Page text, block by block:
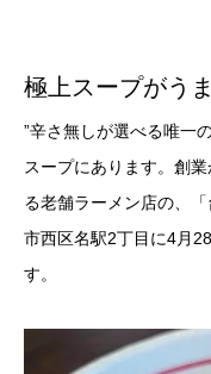
極上スープがう
”辛さ無しが選べる唯一
スープにあります。創
る老舗ラーメン店の、
市西区名駅2丁目に4月
す。